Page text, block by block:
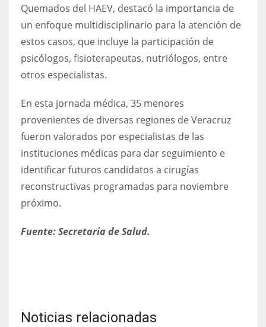
Quemados del HAEV, destacó la importancia de
un enfoque multidisciplinario para la atención de
estos casos, que incluye la participación de
psicólogos, fisioterapeutas, nutriólogos, entre
otros especialistas.
En esta jornada médica, 35 menores
provenientes de diversas regiones de Veracruz
fueron valorados por especialistas de las
instituciones médicas para dar seguimiento e
identificar futuros candidatos a cirugías
reconstructivas programadas para noviembre
próximo.
Fuente: Secretaria de Salud.
Noticias relacionadas